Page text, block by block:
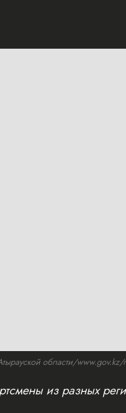
области/www.gov.kz/
из разных